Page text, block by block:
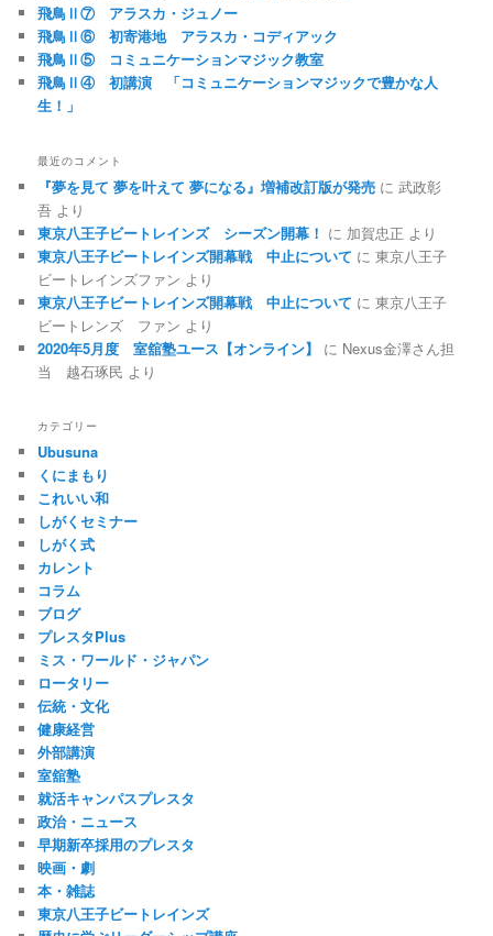
飛鳥Ⅱ⑦ アラスカ・ジュノー
飛鳥Ⅱ⑥ 初寄港地 アラスカ・コディアック
飛鳥Ⅱ⑤ コミュニケーションマジック教室
飛鳥Ⅱ④ 初講演 「コミュニケーションマジックで豊かな人
生！」
最近のコメント
『夢を見て 夢を叶えて 夢になる』増補改訂版が発売 に武政彰
吾 より
東京八王子ビートレインズ シーズン開幕！ に 加賀忠正 より
東京八王子ビートレインズ開幕戦 中止について に東京八王子
ビートレインズファン より
東京八王子ビートレインズ開幕戦 中止について に東京八王子
ビートレンズ ファン より
2020年5月度 室舘塾ユース【オンライン】
に Nexus金澤さん担
当 越石琢民 より
カテゴリー
Ubusuna
くにまもり
これいい和
しがくセミナー
しがく式
カレント
コラム
ブログ
プレスタPlus
ミス・ワールド・ジャパン
ロータリー
伝統・文化
健康経営
外部講演
室舘塾
就活キャンパスプレスタ
政治・ニュース
早期新卒採用のプレスタ
映画・劇
本・雑誌
東京八王子ビートレインズ